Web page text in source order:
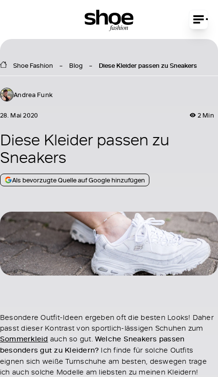
Shoe Fashion Blog Diese Kleider passen zu Sneakers
Andrea Funk
2 Min
28. Mai 2020
Diese Kleider passen zu
Sneakers
Als bevorzugte Quelle auf Google hinzufügen
Besondere Outfit-Ideen ergeben oft die besten Looks! Daher
passt dieser Kontrast von sportlich-lässigen Schuhen zum
Sommerkleid auch so gut.Welche Sneakers passen
besonders gut zu Kleidern? Ich finde für solche Outfits
eignen sich weiße Turnschuhe am besten, deswegen trage
ich auch solche Modelle am liebsten zu meinen Kleidern!